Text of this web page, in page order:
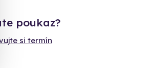
poukaz?
si termín